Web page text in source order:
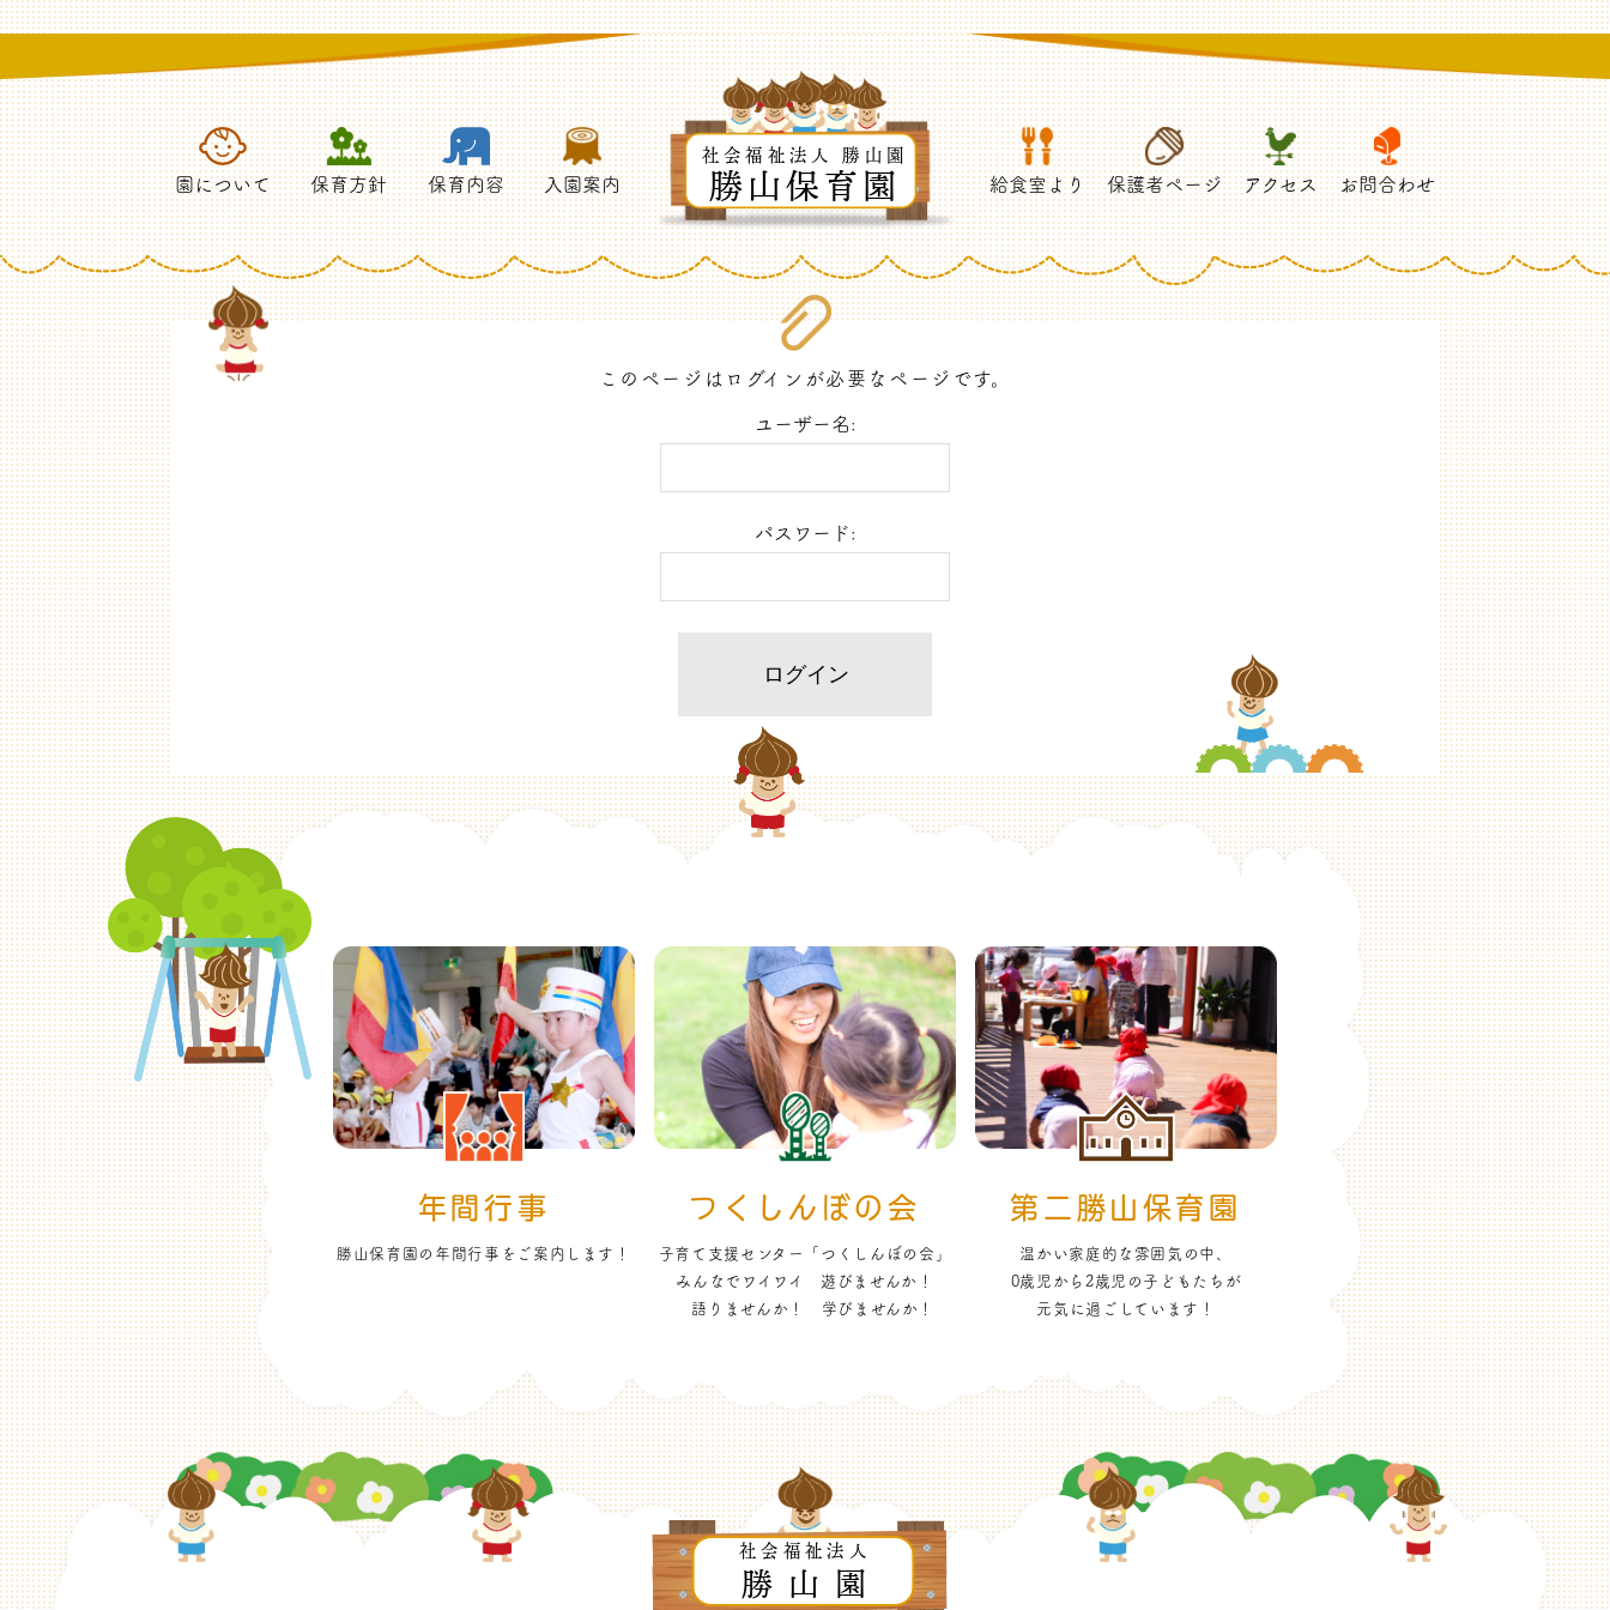
園について 保育方針 保育内容 入園案内
社会福祉法人 勝山園
勝山保育園 給食室より 保護者ページ アクセス お問合わせ
このページはログインが必要なページです。
ユーザー名:
パスワード:
年間行事
勝山保育園の年間行事をご案内します！
つくしんぼの会
子育て支援センター「つくしんぼの会」
みんなでワイワイ 遊びませんか！
語りませんか！ 学びませんか！
第二勝山保育園
温かい家庭的な雰囲気の中、
0歳児から2歳児の子どもたちが
元気に過ごしています！
社会福祉法人
勝山園